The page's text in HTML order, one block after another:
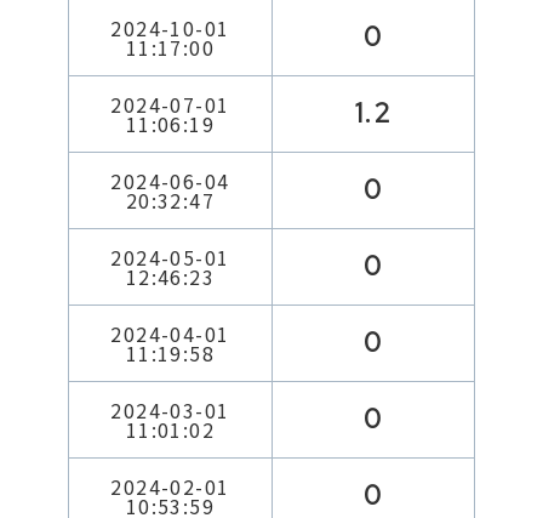
2024-10-01
11:17:00 0
2024-07-01
11:06:19 1.2
2024-06-04
20:32:47 0
2024-05-01
12:46:23 0
2024-04-01
11:19:58 0
2024-03-01
11:01:02 0
2024-02-01
10:53:59 0